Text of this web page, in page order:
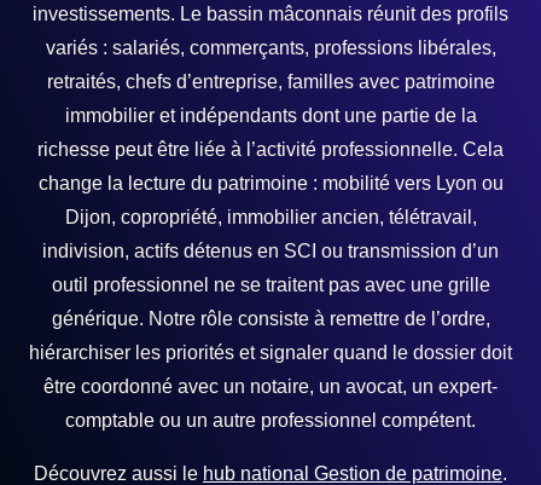
investissements. Le bassin mâconnais réunit des profils
variés : salariés, commerçants, professions libérales,
retraités, chefs d’entreprise, familles avec patrimoine
immobilier et indépendants dont une partie de la
richesse peut être liée à l’activité professionnelle. Cela
change la lecture du patrimoine : mobilité vers Lyon ou
Dijon, copropriété, immobilier ancien, télétravail,
indivision, actifs détenus en SCI ou transmission d’un
outil professionnel ne se traitent pas avec une grille
générique. Notre rôle consiste à remettre de l’ordre,
hiérarchiser les priorités et signaler quand le dossier doit
être coordonné avec un notaire, un avocat, un expert-
comptable ou un autre professionnel compétent.
Découvrez aussi le hub national Gestion de patrimoine.